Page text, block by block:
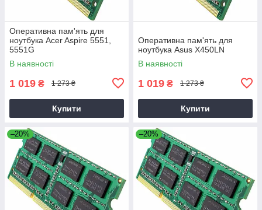
Оперативна пам'ять для
ноутбука Acer Aspire 5551,
5551G
В наявності
1 019 ₴ 1 273 ₴
Купити
Оперативна пам'ять для
ноутбука Asus X450LN
В наявності
1 019 ₴ 1 273 ₴
Купити
–20% –20%